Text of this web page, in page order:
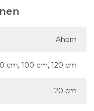
Ahorn
cm, 100 cm, 120 cm
20 cm